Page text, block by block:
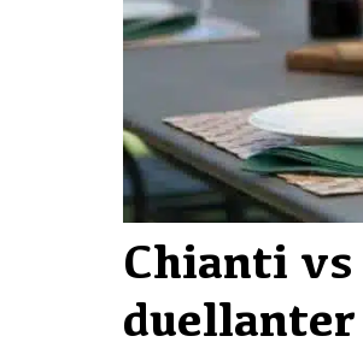
Chianti vs
duellanter